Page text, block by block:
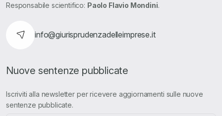
Responsabile scientifico: Paolo Flavio Mondini.
info@giurisprudenzadelleimprese.it
Nuove sentenze pubblicate
Iscriviti alla newsletter per ricevere aggiornamenti sulle nuove
sentenze pubblicate.